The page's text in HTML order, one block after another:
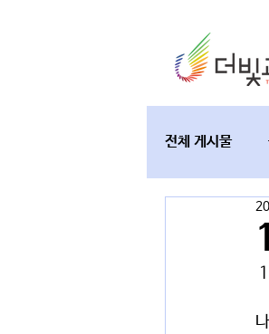
전체 게시물
교육과 테